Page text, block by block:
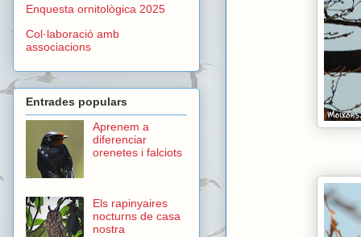
Enquesta ornitològica 2025
Col·laboració amb
associacions
Entrades populars
Aprenem a
diferenciar
orenetes i falciots
Els rapinyaires
nocturns de casa
nostra